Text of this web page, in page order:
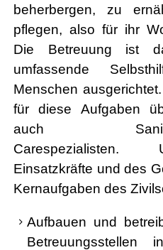
beherbergen, zu
pflegen, also für ihr
Die Betreuung ist
umfassende
Menschen
für diese Aufgaben
auch
Carespezialisten.
Einsatzkräfte und des
Kernaufgaben des
Aufbauen und
Betreuungsstellen